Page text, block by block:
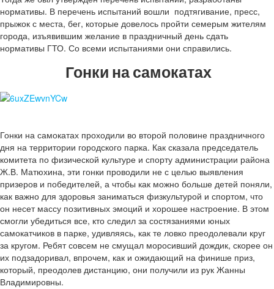
нормативы. В перечень испытаний вошли подтягивание, пресс,
прыжок с места, бег, которые довелось пройти семерым жителям
города, изъявившим желание в праздничный день сдать
нормативы ГТО. Со всеми испытаниями они справились.
Гонки на самокатах
Гонки на самокатах проходили во второй половине праздничного
дня на территории городского парка. Как сказала председатель
комитета по физической культуре и спорту администрации района
Ж.В. Матюхина, эти гонки проводили не с целью выявления
призеров и победителей, а чтобы как можно больше детей поняли,
как важно для здоровья заниматься физкультурой и спортом, что
он несет массу позитивных эмоций и хорошее настроение. В этом
смогли убедиться все, кто следил за состязаниями юных
самокатчиков в парке, удивляясь, как те ловко преодолевали круг
за кругом. Ребят совсем не смущал моросивший дождик, скорее он
их подзадоривал, впрочем, как и ожидающий на финише приз,
который, преодолев дистанцию, они получили из рук Жанны
Владимировны.